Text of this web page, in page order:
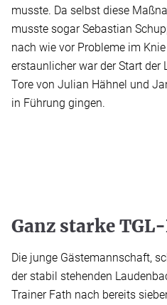
musste. Da selbst diese
musste sogar Sebastian
nach wie vor Probleme im
erstaunlicher war der Start der
Tore von Julian Hähnel und
in Führung gingen.
Ganz starke
Die junge Gästemannschaft,
der stabil stehenden
Trainer Fath nach bereits